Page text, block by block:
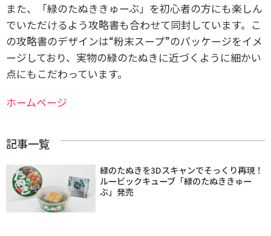
また、「緑のたぬききゅーぶ」を初心者の方にも楽しん
でいただけるよう攻略書も合わせて同封しています。こ
の攻略書のデザインは“粉末スープ”のパッケージをイメ
ージしており、実物の緑のたぬきに近づくように細かい
点にもこだわっています。
ホームページ
記事一覧
緑のたぬきを3Dスキャンでそっくり再現！
ルービックキューブ「緑のたぬききゅー
ぶ」発売